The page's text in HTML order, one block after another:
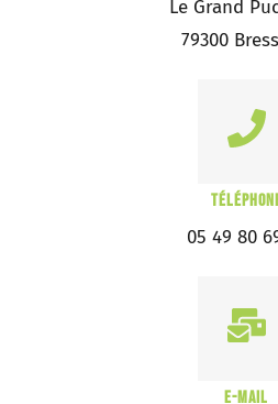
Le Grand
79300
05 49 80
E-MAIL